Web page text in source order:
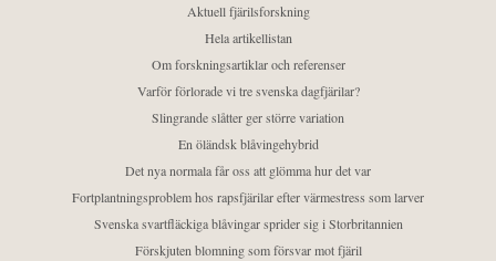
Aktuell fjärilsforskning
Hela artikellistan
Om forskningsartiklar och referenser
Varför förlorade vi tre svenska dagfjärilar?
Slingrande slåtter ger större variation
En öländsk blåvingehybrid
Det nya normala får oss att glömma hur det var
Fortplantningsproblem hos rapsfjärilar efter värmestress som larver
Svenska svartfläckiga blåvingar sprider sig i Storbritannien
Förskjuten blomning som försvar mot fjäril